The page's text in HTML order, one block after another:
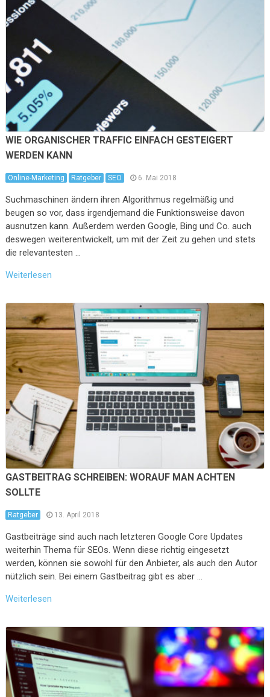
WIE ORGANISCHER TRAFFIC EINFACH GESTEIGERT
WERDEN KANN
Online-Marketing Ratgeber SEO 6. Mai 2018
Suchmaschinen ändern ihren Algorithmus regelmäßig und
beugen so vor, dass irgendjemand die Funktionsweise davon
ausnutzen kann. Außerdem werden Google, Bing und Co. auch
deswegen weiterentwickelt, um mit der Zeit zu gehen und stets
die relevantesten …
Weiterlesen
GASTBEITRAG SCHREIBEN: WORAUF MAN ACHTEN
SOLLTE
Ratgeber 13. April 2018
Gastbeiträge sind auch nach letzteren Google Core Updates
weiterhin Thema für SEOs. Wenn diese richtig eingesetzt
werden, können sie sowohl für den Anbieter, als auch den Autor
nützlich sein. Bei einem Gastbeitrag gibt es aber …
Weiterlesen